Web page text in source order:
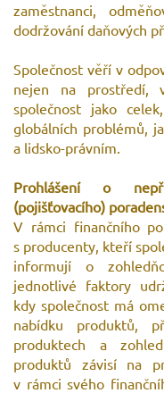
zaměstnanci,
dodržování daňových
Společnost věří v
nejen na prostředí,
společnost jako
globálních problémů,
a lidsko-právním.
Prohlášení o
(pojišťovacího)
V rámci finančního
s producenty, kteří
informují o
jednotlivé faktory
kdy společnost má
nabídku produktů,
produktech a
produktů závisí na
v rámci svého